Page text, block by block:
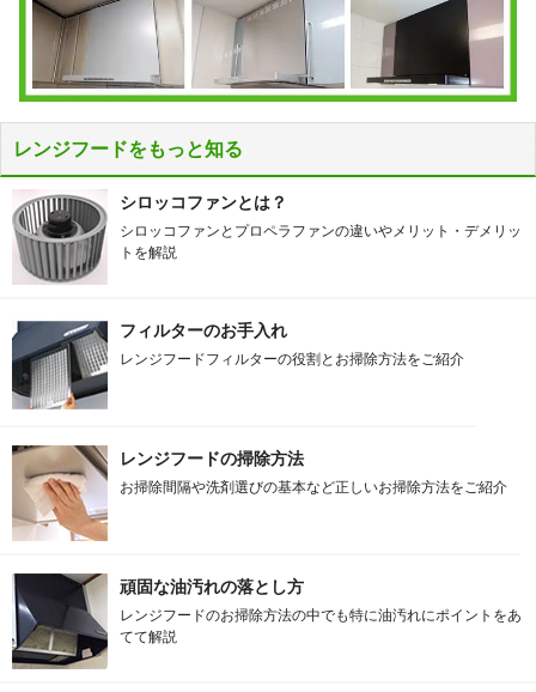
レンジフードをもっと知る
シロッコファンとは？
シロッコファンとプロペラファンの違いやメリット・デメリッ
トを解説
フィルターのお手入れ
レンジフードフィルターの役割とお掃除方法をご紹介
レンジフードの掃除方法
お掃除間隔や洗剤選びの基本など正しいお掃除方法をご紹介
頑固な油汚れの落とし方
レンジフードのお掃除方法の中でも特に油汚れにポイントをあ
てて解説